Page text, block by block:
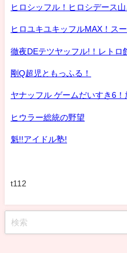
ヒロシッフル！ヒロシデース
ヒロユキユキッフルMAX！ス
徹夜DEテツヤッフル!！レトロ
剛Q超児ともっふる！
ヤナッフル ゲームだいすき6！
ヒウラー総統の野望
魁!!アイドル塾!
t112